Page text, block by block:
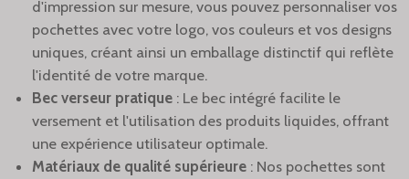
d'impression sur mesure, vous pouvez personnaliser vos
pochettes avec votre logo, vos couleurs et vos designs
uniques, créant ainsi un emballage distinctif qui reflète
l'identité de votre marque.
Bec verseur pratique : Le bec intégré facilite le
versement et l'utilisation des produits liquides, offrant
une expérience utilisateur optimale.
Matériaux de qualité supérieure : Nos pochettes sont